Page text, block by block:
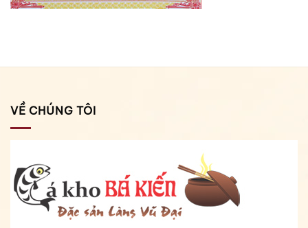
VỀ CHÚNG TÔI